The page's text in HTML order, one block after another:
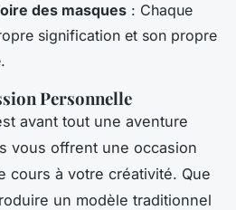
des masques : Chaque
signification et son propre
Personnelle
avant tout une aventure
vous offrent une occasion
cours à votre créativité. Que
un modèle traditionnel